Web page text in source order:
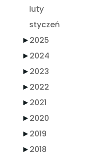
luty
styczeń
►2025
►2024
►2023
►2022
►2021
►2020
►2019
►2018